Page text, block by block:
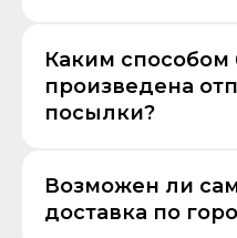
Каким способом
произведена
посылки?
Возможен ли
доставка по